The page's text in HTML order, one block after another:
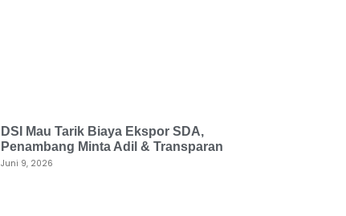
DSI Mau Tarik Biaya Ekspor SDA,
Penambang Minta Adil & Transparan
Juni 9, 2026